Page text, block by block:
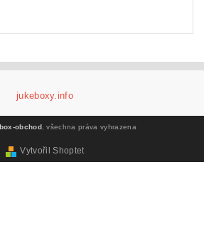
jukeboxy.info
obchod, všechna práva vyhrazena
Vytvořil Shoptet